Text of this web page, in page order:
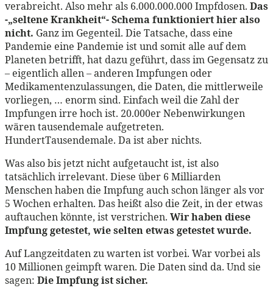
verabreicht. Also mehr als 6.000.000.000 Impfdosen. Das
-„seltene Krankheit“- Schema funktioniert hier also
nicht. Ganz im Gegenteil. Die Tatsache, dass eine
Pandemie eine Pandemie ist und somit alle auf dem
Planeten betrifft, hat dazu geführt, dass im Gegensatz zu
– eigentlich allen – anderen Impfungen oder
Medikamentenzulassungen, die Daten, die mittlerweile
vorliegen, … enorm sind. Einfach weil die Zahl der
Impfungen irre hoch ist. 20.000er Nebenwirkungen
wären tausendemale aufgetreten.
HundertTausendemale. Da ist aber nichts.
Was also bis jetzt nicht aufgetaucht ist, ist also
tatsächlich irrelevant. Diese über 6 Milliarden
Menschen haben die Impfung auch schon länger als vor
5 Wochen erhalten. Das heißt also die Zeit, in der etwas
auftauchen könnte, ist verstrichen. Wir haben diese
Impfung getestet, wie selten etwas getestet wurde.
Auf Langzeitdaten zu warten ist vorbei. War vorbei als
10 Millionen geimpft waren. Die Daten sind da. Und sie
sagen: Die Impfung ist sicher.